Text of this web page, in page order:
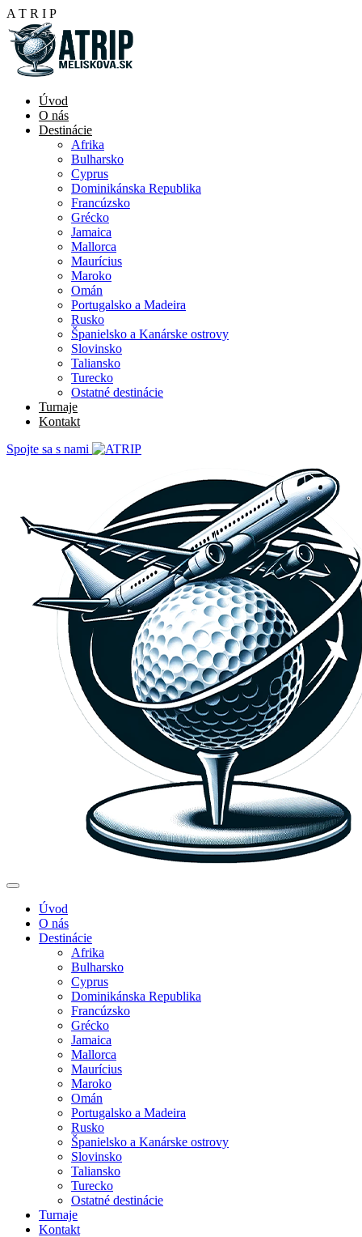
A T R I P
Úvod
O nás
Destinácie
Afrika
Bulharsko
Cyprus
Dominikánska Republika
Francúzsko
Grécko
Jamaica
Mallorca
Maurícius
Maroko
Omán
Portugalsko a Madeira
Rusko
Španielsko a Kanárske ostrovy
Slovinsko
Taliansko
Turecko
Ostatné destinácie
Turnaje
Kontakt
Spojte sa s nami
Úvod
O nás
Destinácie
Afrika
Bulharsko
Cyprus
Dominikánska Republika
Francúzsko
Grécko
Jamaica
Mallorca
Maurícius
Maroko
Omán
Portugalsko a Madeira
Rusko
Španielsko a Kanárske ostrovy
Slovinsko
Taliansko
Turecko
Ostatné destinácie
Turnaje
Kontakt